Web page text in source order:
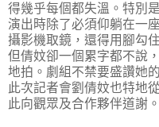
得幾乎每個都失溫。特別
演出時除了必須仰躺在一
攝影機取鏡，還得用腳勾
但倩妏卻一個累字都不說
地拍。劇組不禁要盛讚她
此次記者會劉倩妏也特地
此向觀眾及合作夥伴道謝。